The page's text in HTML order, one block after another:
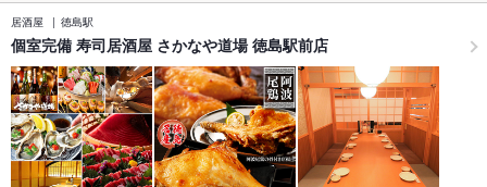
居酒屋 徳島駅
個室完備 寿司居酒屋 さかなや道場 徳島駅前店